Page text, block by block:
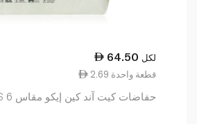
64.50 لكل
2.69 قطعة واحدة
حفاضات كيت آند كين إيكو مقاس 6 24S